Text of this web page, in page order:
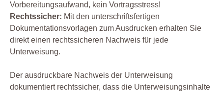
Vorbereitungsaufwand, kein Vortragsstress!
Rechtssicher: Mit den unterschriftsfertigen
Dokumentationsvorlagen zum Ausdrucken erhalten Sie
direkt einen rechtssicheren Nachweis für jede
Unterweisung.
Der ausdruckbare Nachweis der Unterweisung
dokumentiert rechtssicher, dass die Unterweisungsinhalte